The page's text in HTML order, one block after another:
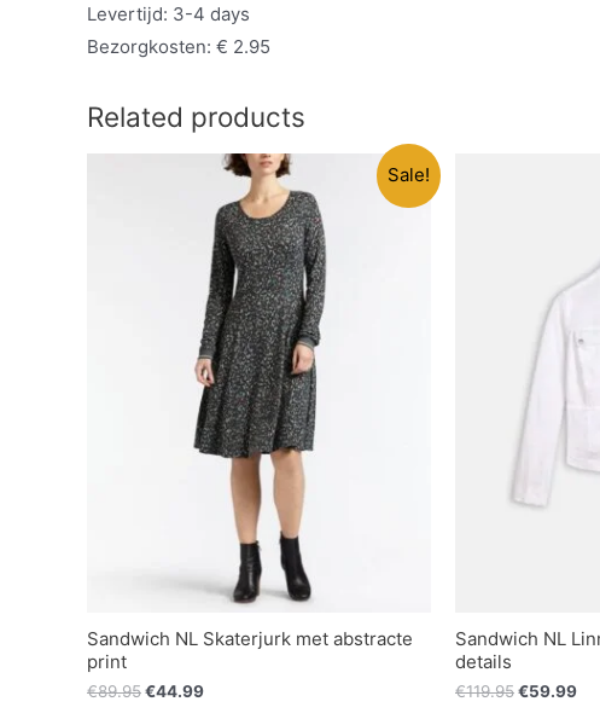
Levertijd: 3-4 days
Bezorgkosten: € 2.95
Related products
Sale!
Sandwich NL Skaterjurk met abstracte
print
€89.95€44.99
Sandwich NL
details
€119.95€59.99